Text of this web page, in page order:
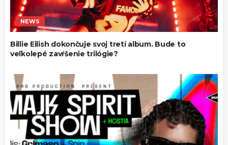
NEWS
Billie Eilish dokončuje svoj tretí album. Bude to
veľkolepé zavŕšenie trilógie?